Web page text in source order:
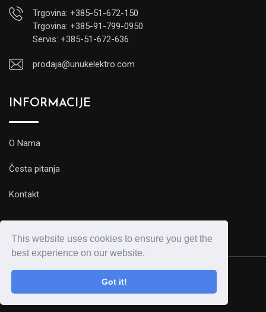
This website uses cookies to ensure you get the
best experience on our website.
Got it!
Trgovina: +385-51-672-150
Trgovina: +385-91-799-0950
Servis: +385-51-672-636
prodaja@unukelektro.com
INFORMACIJE
O Nama
Česta pitanja
Kontakt